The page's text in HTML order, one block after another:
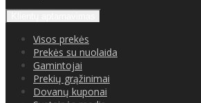
Visos prekės
Prekės su nuolaida
Gamintojai
Prekių grąžinimai
Dovanų kuponai